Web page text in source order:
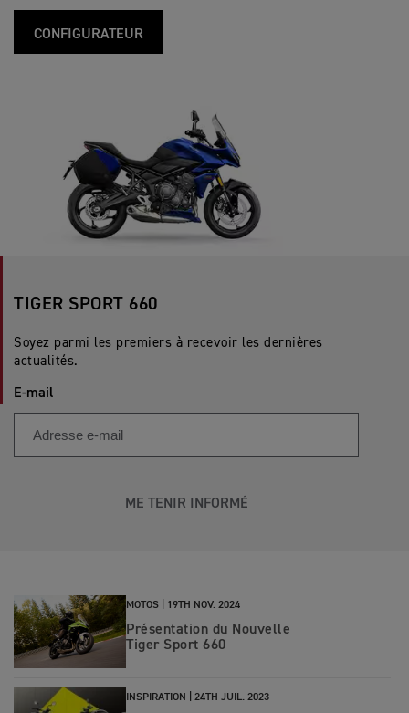
CONFIGURATEUR
TIGER SPORT 660
Soyez parmi les premiers à recevoir les dernières
actualités.
E-mail
ME TENIR INFORMÉ
MOTOS | 19TH NOV. 2024
Présentation du Nouvelle
Tiger Sport 660
INSPIRATION | 24TH JUIL. 2023